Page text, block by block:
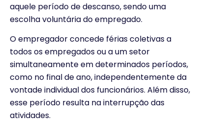
aquele período de descanso, sendo uma
escolha voluntária do empregado.
O empregador concede férias coletivas a
todos os empregados ou a um setor
simultaneamente em determinados períodos,
como no final de ano, independentemente da
vontade individual dos funcionários. Além disso,
esse período resulta na interrupção das
atividades.